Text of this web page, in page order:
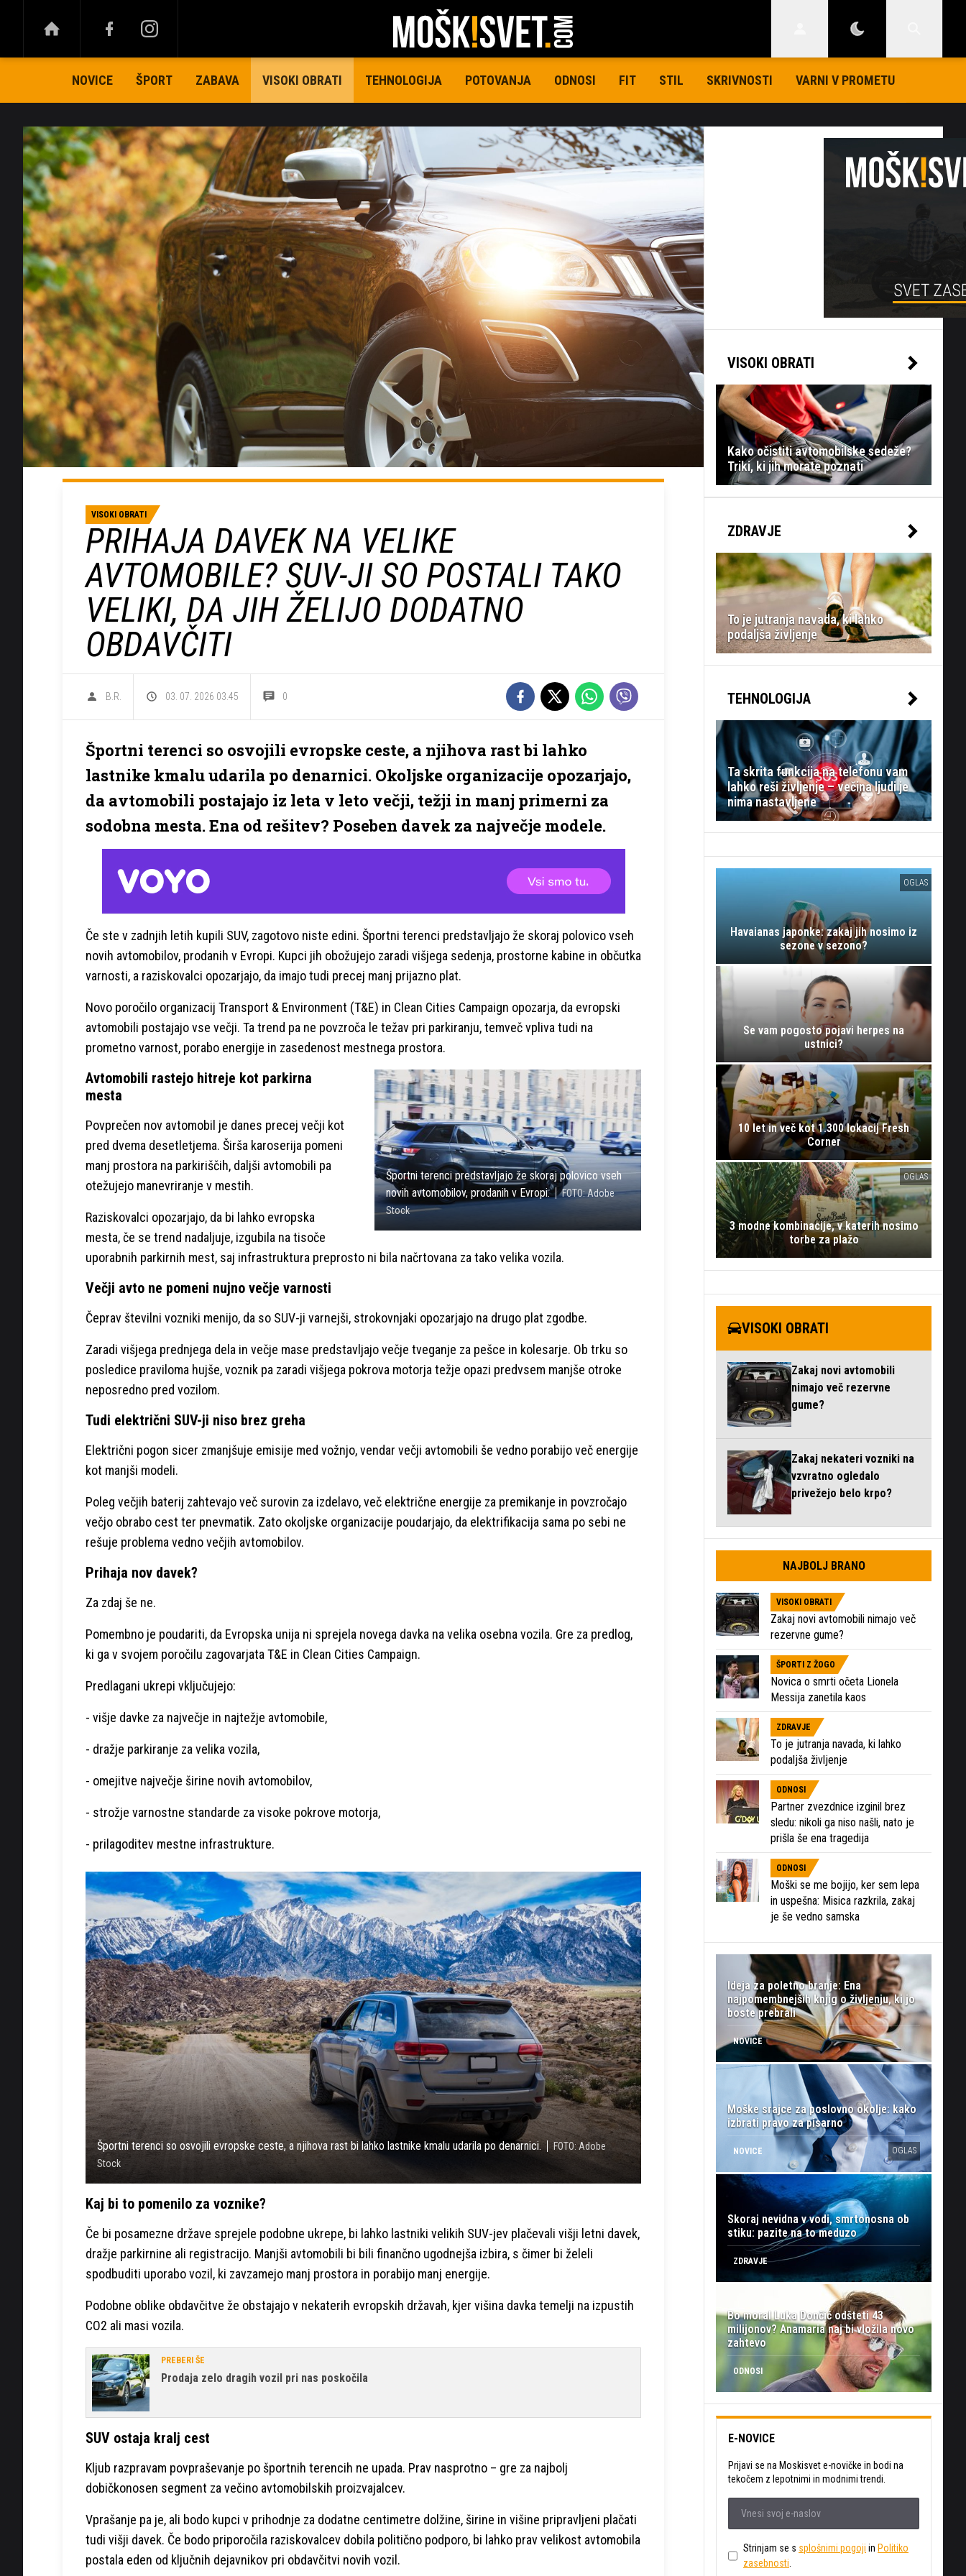
NOVICE ŠPORT ZABAVA VISOKI OBRATI TEHNOLOGIJA POTOVANJA ODNOSI FIT STIL SKRIVNOSTI VARNI V PROMETU
VISOKI OBRATI
PRIHAJA DAVEK NA VELIKE
AVTOMOBILE? SUV-JI SO POSTALI TAKO
VELIKI, DA JIH ŽELIJO DODATNO
OBDAVČITI
B.R. 03. 07. 2026 03.45 0
Športni terenci so osvojili evropske ceste, a njihova rast bi lahko
lastnike kmalu udarila po denarnici. Okoljske organizacije opozarjajo,
da avtomobili postajajo iz leta v leto večji, težji in manj primerni za
sodobna mesta. Ena od rešitev? Poseben davek za največje modele.
Če ste v zadnjih letih kupili SUV, zagotovo niste edini. Športni terenci predstavljajo že skoraj polovico vseh
novih avtomobilov, prodanih v Evropi. Kupci jih obožujejo zaradi višjega sedenja, prostorne kabine in občutka
varnosti, a raziskovalci opozarjajo, da imajo tudi precej manj prijazno plat.
Novo poročilo organizacij Transport & Environment (T&E) in Clean Cities Campaign opozarja, da evropski
avtomobili postajajo vse večji. Ta trend pa ne povzroča le težav pri parkiranju, temveč vpliva tudi na
prometno varnost, porabo energije in zasedenost mestnega prostora.
Športni terenci predstavljajo že skoraj polovico vseh
novih avtomobilov, prodanih v Evropi.
FOTO: Adobe
Stock
Avtomobili rastejo hitreje kot parkirna
mesta
Povprečen nov avtomobil je danes precej večji kot
pred dvema desetletjema. Širša karoserija pomeni
manj prostora na parkiriščih, daljši avtomobili pa
otežujejo manevriranje v mestih.
Raziskovalci opozarjajo, da bi lahko evropska
mesta, če se trend nadaljuje, izgubila na tisoče
uporabnih parkirnih mest, saj infrastruktura preprosto ni bila načrtovana za tako velika vozila.
Večji avto ne pomeni nujno večje varnosti
Čeprav številni vozniki menijo, da so SUV-ji varnejši, strokovnjaki opozarjajo na drugo plat zgodbe.
Zaradi višjega prednjega dela in večje mase predstavljajo večje tveganje za pešce in kolesarje. Ob trku so
posledice praviloma hujše, voznik pa zaradi višjega pokrova motorja težje opazi predvsem manjše otroke
neposredno pred vozilom.
Tudi električni SUV-ji niso brez greha
Električni pogon sicer zmanjšuje emisije med vožnjo, vendar večji avtomobili še vedno porabijo več energije
kot manjši modeli.
Poleg večjih baterij zahtevajo več surovin za izdelavo, več električne energije za premikanje in povzročajo
večjo obrabo cest ter pnevmatik. Zato okoljske organizacije poudarjajo, da elektrifikacija sama po sebi ne
rešuje problema vedno večjih avtomobilov.
Prihaja nov davek?
Za zdaj še ne.
Pomembno je poudariti, da Evropska unija ni sprejela novega davka na velika osebna vozila. Gre za predlog,
ki ga v svojem poročilu zagovarjata T&E in Clean Cities Campaign.
Predlagani ukrepi vključujejo:
- višje davke za največje in najtežje avtomobile,
- dražje parkiranje za velika vozila,
- omejitve največje širine novih avtomobilov,
- strožje varnostne standarde za visoke pokrove motorja,
- prilagoditev mestne infrastrukture.
Športni terenci so osvojili evropske ceste, a njihova rast bi lahko lastnike kmalu udarila po denarnici.
FOTO: Adobe
Stock
Kaj bi to pomenilo za voznike?
Če bi posamezne države sprejele podobne ukrepe, bi lahko lastniki velikih SUV-jev plačevali višji letni davek,
dražje parkirnine ali registracijo. Manjši avtomobili bi bili finančno ugodnejša izbira, s čimer bi želeli
spodbuditi uporabo vozil, ki zavzamejo manj prostora in porabijo manj energije.
Podobne oblike obdavčitve že obstajajo v nekaterih evropskih državah, kjer višina davka temelji na izpustih
CO2 ali masi vozila.
PREBERI ŠE
Prodaja zelo dragih vozil pri nas poskočila
SUV ostaja kralj cest
Kljub razpravam povpraševanje po športnih terencih ne upada. Prav nasprotno – gre za najbolj
dobičkonosen segment za večino avtomobilskih proizvajalcev.
Vprašanje pa je, ali bodo kupci v prihodnje za dodatne centimetre dolžine, širine in višine pripravljeni plačati
tudi višji davek. Če bodo priporočila raziskovalcev dobila politično podporo, bi lahko prav velikost avtomobila
postala eden od ključnih dejavnikov pri obdavčitvi novih vozil.
VISOKI OBRATI
Kako očistiti avtomobilske sedeže?
Triki, ki jih morate poznati
ZDRAVJE
To je jutranja navada, ki lahko
podaljša življenje
TEHNOLOGIJA
Ta skrita funkcija na telefonu vam
lahko reši življenje – večina ljudi je
nima nastavljene
OGLAS
Havaianas japonke: zakaj jih nosimo iz
sezone v sezono?
Se vam pogosto pojavi herpes na
ustnici?
10 let in več kot 1.300 lokacij Fresh
Corner
OGLAS
3 modne kombinacije, v katerih nosimo
torbe za plažo
VISOKI OBRATI
Zakaj novi avtomobili
nimajo več rezervne
gume?
Zakaj nekateri vozniki na
vzvratno ogledalo
privežejo belo krpo?
NAJBOLJ BRANO
VISOKI OBRATI
Zakaj novi avtomobili nimajo več
rezervne gume?
ŠPORTI Z ŽOGO
Novica o smrti očeta Lionela
Messija zanetila kaos
ZDRAVJE
To je jutranja navada, ki lahko
podaljša življenje
ODNOSI
Partner zvezdnice izginil brez
sledu: nikoli ga niso našli, nato je
prišla še ena tragedija
ODNOSI
Moški se me bojijo, ker sem lepa
in uspešna: Misica razkrila, zakaj
je še vedno samska
Ideja za poletno branje: Ena
najpomembnejših knjig o življenju, ki jo
boste prebrali
NOVICE
Moške srajce za poslovno okolje: kako
izbrati pravo za pisarno
NOVICE OGLAS
Skoraj nevidna v vodi, smrtonosna ob
stiku: pazite na to meduzo
ZDRAVJE
Bo moral Luka Dončić odšteti 43
milijonov? Anamaria naj bi vložila novo
zahtevo
ODNOSI
E-NOVICE
Prijavi se na Moskisvet e-novičke in bodi na
tekočem z lepotnimi in modnimi trendi.
Strinjam se s splošnimi pogoji in Politiko
zasebnosti